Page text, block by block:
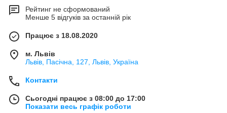
Рейтинг не сформований
Менше 5 відгуків за останній рік
Працює з 18.08.2020
м. Львів
Львів, Пасічна, 127, Львів, Україна
Контакти
Сьогодні працює з 08:00 до 17:00
Показати весь графік роботи